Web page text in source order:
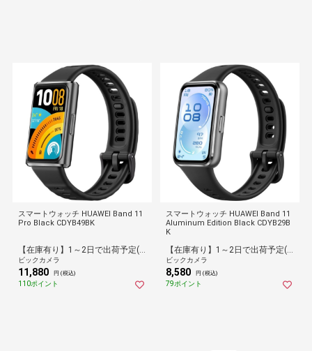
スマートウォッチ HUAWEI Band 11
Pro Black CDYB49BK
【在庫有り】1～2日で出荷予定(日付指定可)
ビックカメラ
11,880 円 (税込)
110ポイント
スマートウォッチ HUAWEI Band 11
Aluminum Edition Black CDYB29B
K
【在庫有り】1～2日で出荷予定(日付指定可)
ビックカメラ
8,580 円 (税込)
79ポイント